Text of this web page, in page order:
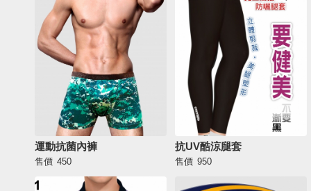
運動抗菌內褲
售價 450
抗UV酷涼腿套
售價 950